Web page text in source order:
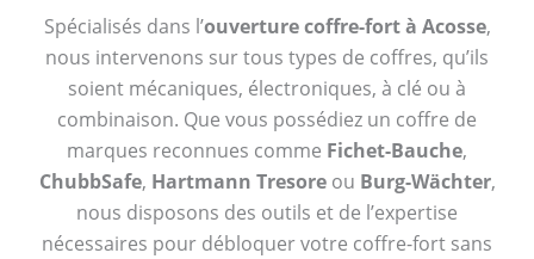
Spécialisés dans l’ouverture coffre-fort à Acosse,
nous intervenons sur tous types de coffres, qu’ils
soient mécaniques, électroniques, à clé ou à
combinaison. Que vous possédiez un coffre de
marques reconnues comme Fichet-Bauche,
ChubbSafe, Hartmann Tresoreou Burg-Wächter,
nous disposons des outils et de l’expertise
nécessaires pour débloquer votre coffre-fort sans